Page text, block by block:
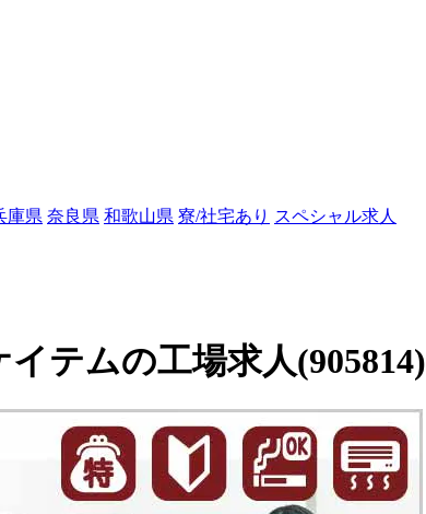
庫県 奈良県 和歌山県 寮/社宅あり スペシャル求人
テムの工場求人(905814)